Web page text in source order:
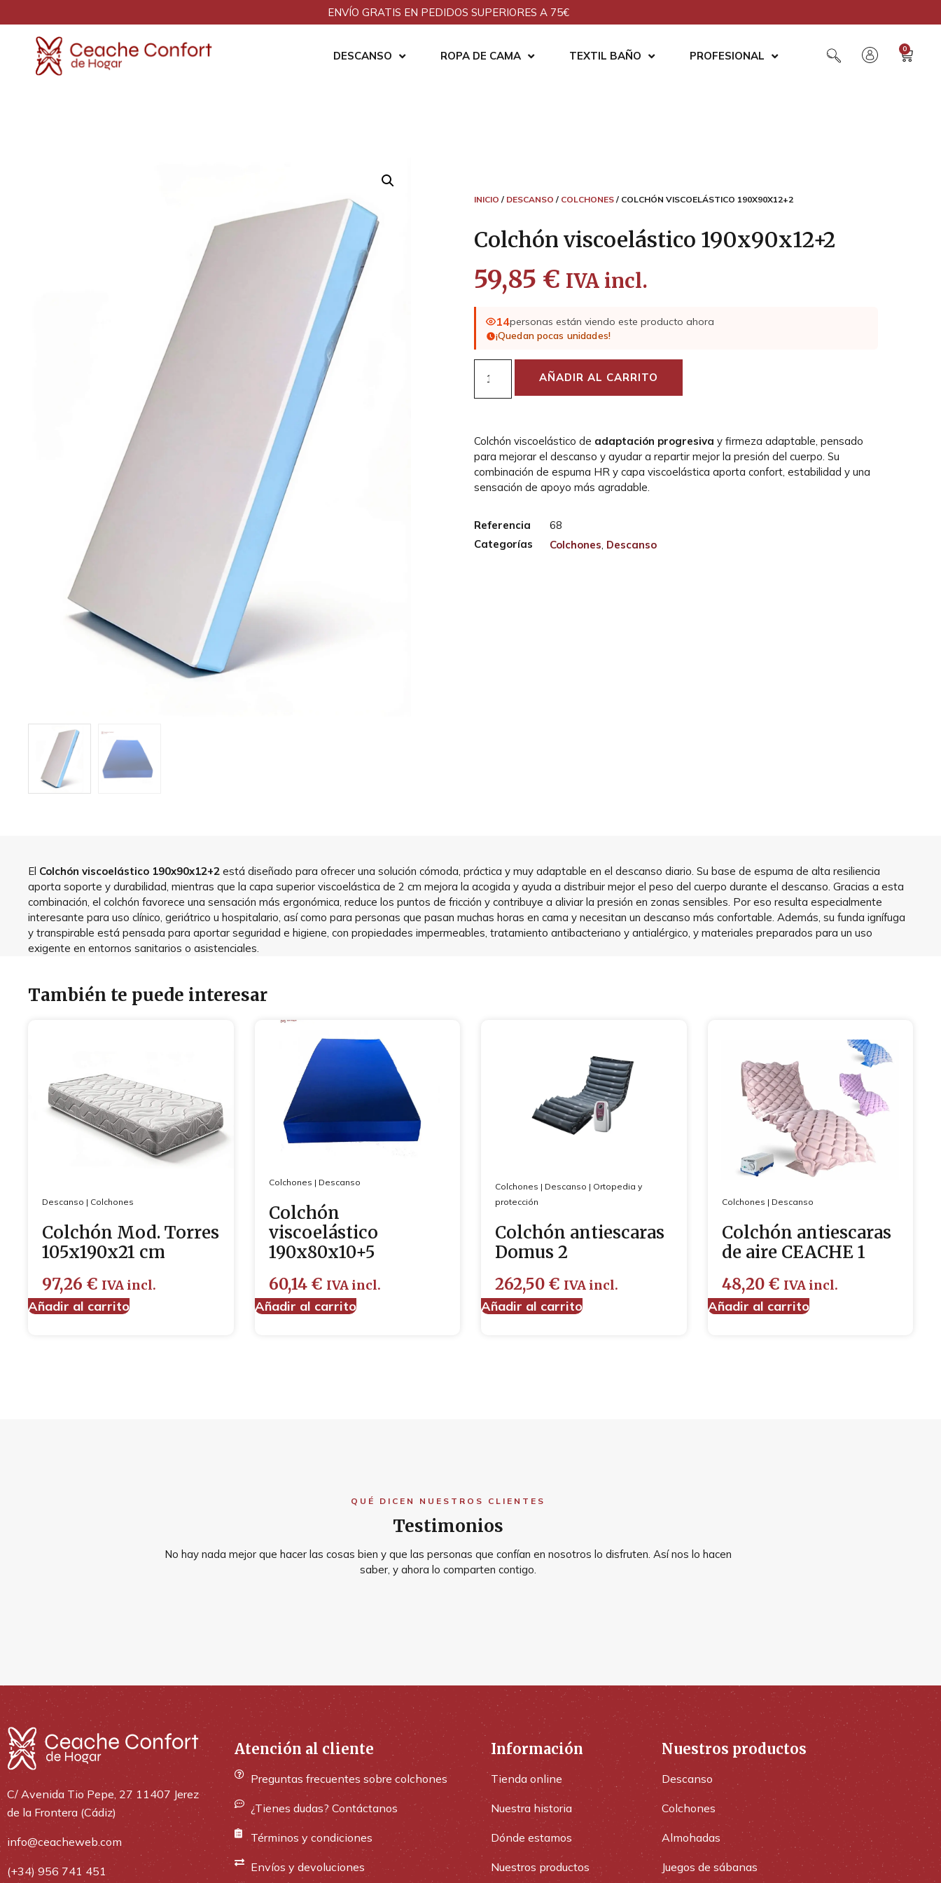
ENVÍO GRATIS EN PEDIDOS SUPERIORES A 75€
DESCANSO ROPA DE CAMA TEXTIL BAÑO PROFESIONAL
0
INICIO / DESCANSO / COLCHONES/ COLCHÓN VISCOELÁSTICO 190X90X12+2
Colchón viscoelástico 190x90x12+2
59,85 € IVA incl.
14personas están viendo este producto ahora
¡Quedan pocas unidades!
AÑADIR AL CARRITO
Colchón viscoelástico de adaptación progresiva y firmeza adaptable, pensado
para mejorar el descanso y ayudar a repartir mejor la presión del cuerpo. Su
combinación de espuma HR y capa viscoelástica aporta confort, estabilidad y una
sensación de apoyo más agradable.
Referencia
68
Categorías
Colchones, Descanso
El Colchón viscoelástico 190x90x12+2 está diseñado para ofrecer una solución cómoda, práctica y muy adaptable en el descanso diario. Su base de espuma de alta resiliencia
aporta soporte y durabilidad, mientras que la capa superior viscoelástica de 2 cm mejora la acogida y ayuda a distribuir mejor el peso del cuerpo durante el descanso. Gracias a esta
combinación, el colchón favorece una sensación más ergonómica, reduce los puntos de fricción y contribuye a aliviar la presión en zonas sensibles. Por eso resulta especialmente
interesante para uso clínico, geriátrico u hospitalario, así como para personas que pasan muchas horas en cama y necesitan un descanso más confortable. Además, su funda ignífuga
y transpirable está pensada para aportar seguridad e higiene, con propiedades impermeables, tratamiento antibacteriano y antialérgico, y materiales preparados para un uso
exigente en entornos sanitarios o asistenciales.
También te puede interesar
Descanso | Colchones
Colchón Mod. Torres
105x190x21 cm
97,26 € IVA incl.
Añadir al carrito
Colchones | Descanso
Colchón
viscoelástico
190x80x10+5
60,14 € IVA incl.
Añadir al carrito
Colchones | Descanso | Ortopedia y
protección
Colchón antiescaras
Domus 2
262,50 € IVA incl.
Añadir al carrito
Colchones | Descanso
Colchón antiescaras
de aire CEACHE 1
48,20 € IVA incl.
Añadir al carrito
QUÉ DICEN NUESTROS CLIENTES
Testimonios
No hay nada mejor que hacer las cosas bien y que las personas que confían en nosotros lo disfruten. Así nos lo hacen
saber, y ahora lo comparten contigo.
C/ Avenida Tio Pepe, 27 11407 Jerez
de la Frontera (Cádiz)
info@ceacheweb.com
(+34) 956 741 451
Atención al cliente
Preguntas frecuentes sobre colchones
¿Tienes dudas? Contáctanos
Términos y condiciones
Envíos y devoluciones
Información
Tienda online
Nuestra historia
Dónde estamos
Nuestros productos
Nuestros productos
Descanso
Colchones
Almohadas
Juegos de sábanas